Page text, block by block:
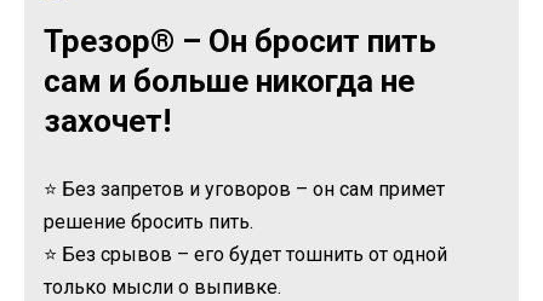
Трезор® – Он бросит пить
сам и больше никогда не
захочет!
⭐ Без запретов и уговоров – он сам примет
решение бросить пить.
⭐ Без срывов – его будет тошнить от одной
только мысли о выпивке.